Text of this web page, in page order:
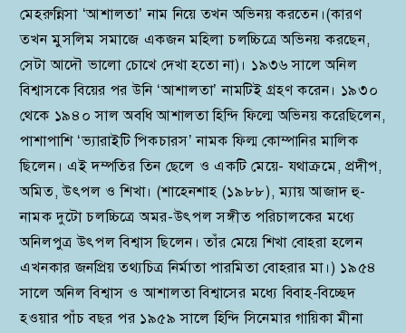
মেহরুন্নিসা ‘আশালতা’ নাম নিয়ে তখন অভিনয় করতেন।(কারণ
তখন মুসলিম সমাজে একজন মহিলা চলচ্চিত্রে অভিনয় করছেন,
সেটা আদৌ ভালো চোখে দেখা হতো না)। ১৯৩৬ সালে অনিল
বিশ্বাসকে বিয়ের পর উনি ‘আশালতা’ নামটিই গ্রহণ করেন। ১৯৩০
থেকে ১৯৪০ সাল অবধি আশালতা হিন্দি ফিল্মে অভিনয় করেছিলেন,
পাশাপাশি ‘ভ্যারাইটি পিকচারস’ নামক ফিল্ম কোম্পানির মালিক
ছিলেন। এই দম্পতির তিন ছেলে ও একটি মেয়ে- যথাক্রমে, প্রদীপ,
অমিত, উৎপল ও শিখা। (শাহেনশাহ (১৯৮৮), ম্যায় আজাদ হু-
নামক দুটো চলচ্চিত্রে অমর-উৎপল সঙ্গীত পরিচালকের মধ্যে
অনিলপুত্র উৎপল বিশ্বাস ছিলেন। তাঁর মেয়ে শিখা বোহরা হলেন
এখনকার জনপ্রিয় তথ্যচিত্র নির্মাতা পারমিতা বোহরার মা।) ১৯৫৪
সালে অনিল বিশ্বাস ও আশালতা বিশ্বাসের মধ্যে বিবাহ-বিচ্ছেদ
হওয়ার পাঁচ বছর পর ১৯৫৯ সালে হিন্দি সিনেমার গায়িকা মীনা